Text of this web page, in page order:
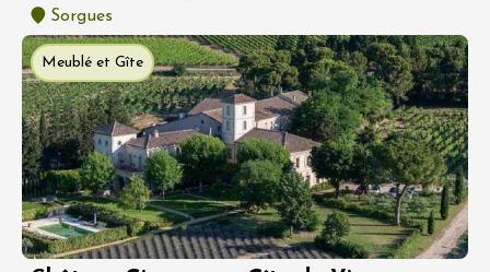
Sorgues
Meublé et Gîte